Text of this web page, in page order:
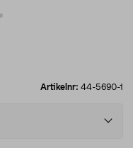
Artikelnr: 44-5690-1